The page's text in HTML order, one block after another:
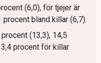
(6,0), för tjejer är
bland killar (6,7).
(13,3), 14,5
procent för killar